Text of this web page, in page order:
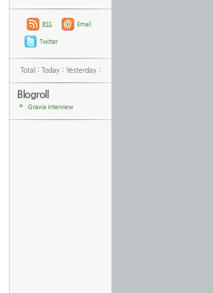
RSS Email
Twitter
Total : Today : Yesterday :
Blogroll
Gravia interview